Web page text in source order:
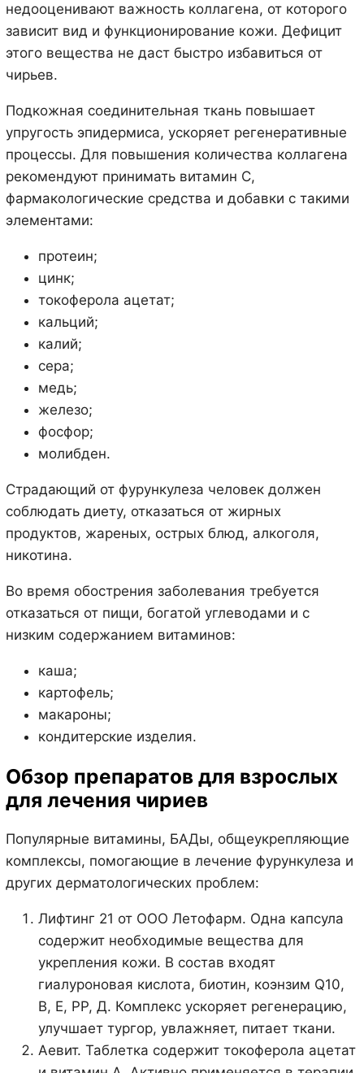
недооценивают важность коллагена, от которого
зависит вид и функционирование кожи. Дефицит
этого вещества не даст быстро избавиться от
чирьев.
Подкожная соединительная ткань повышает
упругость эпидермиса, ускоряет регенеративные
процессы. Для повышения количества коллагена
рекомендуют принимать витамин С,
фармакологические средства и добавки с такими
элементами:
протеин;
цинк;
токоферола ацетат;
кальций;
калий;
сера;
медь;
железо;
фосфор;
молибден.
Страдающий от фурункулеза человек должен
соблюдать диету, отказаться от жирных
продуктов, жареных, острых блюд, алкоголя,
никотина.
Во время обострения заболевания требуется
отказаться от пищи, богатой углеводами и с
низким содержанием витаминов:
каша;
картофель;
макароны;
кондитерские изделия.
Обзор препаратов для взрослых
для лечения чириев
Популярные витамины, БАДы, общеукрепляющие
комплексы, помогающие в лечение фурункулеза и
других дерматологических проблем:
Лифтинг 21 от ООО Летофарм. Одна капсула
содержит необходимые вещества для
укрепления кожи. В состав входят
гиалуроновая кислота, биотин, коэнзим Q10,
В, Е, РР, Д. Комплекс ускоряет регенерацию,
улучшает тургор, увлажняет, питает ткани.
Аевит. Таблетка содержит токоферола ацетат